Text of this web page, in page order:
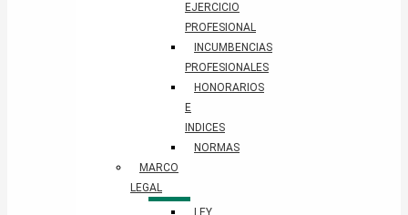
EJERCICIO
PROFESIONAL
INCUMBENCIAS
PROFESIONALES
HONORARIOS
E
INDICES
NORMAS
MARCO
LEGAL
LEY